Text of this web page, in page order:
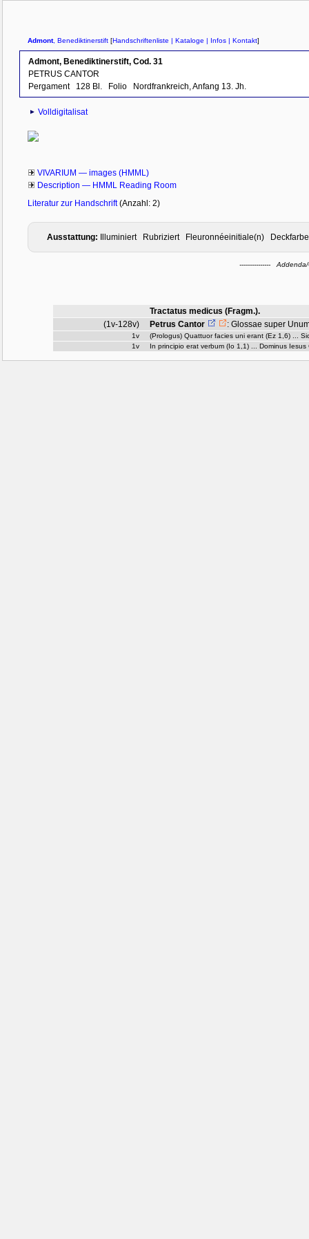
Admont, Benediktinerstift [Handschriftenliste | Kataloge | Infos | Kontakt]
Admont, Benediktinerstift, Cod. 31
PETRUS CANTOR
Pergament
128 Bl. Folio Nordfrankreich, Anfang 13. Jh.
Volldigitalisat
VIVARIUM — images (HMML)
Description — HMML Reading Room
Literatur zur Handschrift(Anzahl: 2)
Ausstattung: Illuminiert Rubriziert Fleuronnéeinitiale(n)
---------------
Tractatus medicus (Fragm.).
(1v-128v)
Petrus Cantor : Glossae super
1v
(Prologus) Quattuor facies uni erant (Ez 1,6) ...
1v
In principio erat verbum (Io 1,1) ... Dominus